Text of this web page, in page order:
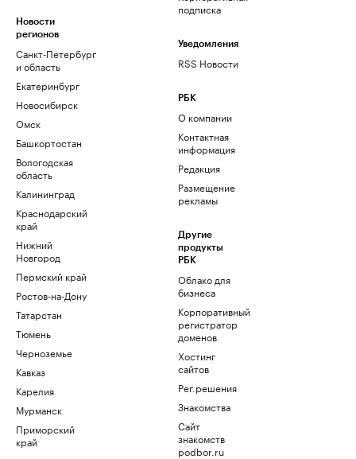
Новости
регионов
Санкт-Петербург
и область
Екатеринбург
Новосибирск
Омск
Башкортостан
Вологодская
область
Калининград
Краснодарский
край
Нижний
Новгород
Пермский край
Ростов-на-Дону
Татарстан
Тюмень
Черноземье
Кавказ
Карелия
Мурманск
Приморский
край
подписка
Уведомления
RSS Новости
РБК
О компании
Контактная
информация
Редакция
Размещение
рекламы
Другие
продукты
РБК
Облако для
бизнеса
Корпоративный
регистратор
доменов
Хостинг
сайтов
Рег.решения
Знакомства
Сайт
знакомств
podbor.ru